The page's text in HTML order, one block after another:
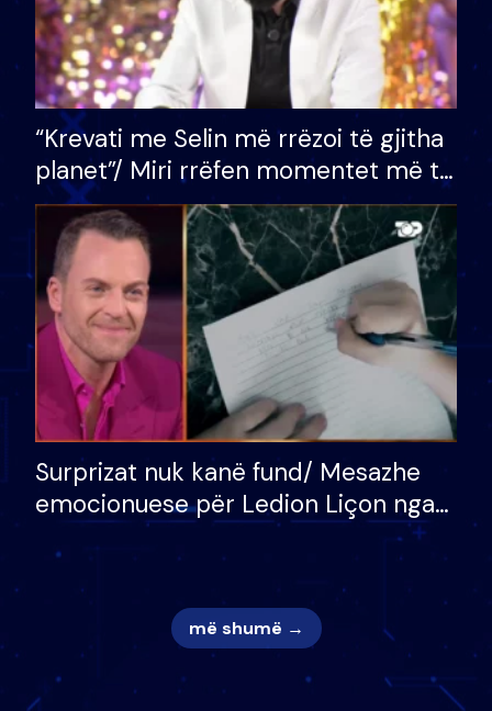
“Krevati me Selin më rrëzoi të gjitha
planet”/ Miri rrëfen momentet më të
bukura në shtëpinë e BB VIP: Do më
mungojë zilja e mëngjesit kur…
Surprizat nuk kanë fund/ Mesazhe
emocionuese për Ledion Liçon nga
nëna dhe fëmijët e tij, moderatori
nuk i mban dot lotët: Nuk meritoj…
më shumë →